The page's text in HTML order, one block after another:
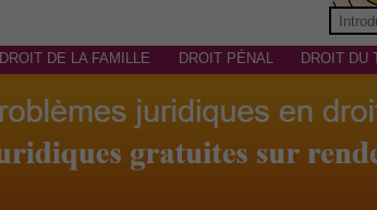
DROIT DE LA FAMILLE DROIT PÉNAL DROIT DU